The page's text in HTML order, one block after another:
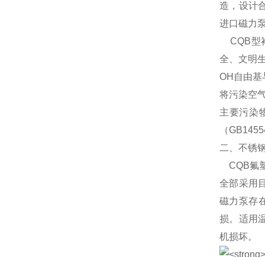
造，设计
进口磁力
CQB型
全、文明
OH自由基
将污染空
主要污染
（
二、不锈
CQB氟
全部采用
磁力泵存
损。适用
机损坏。